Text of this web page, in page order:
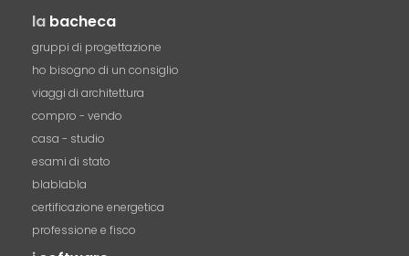
la bacheca
gruppi di progettazione
ho bisogno di un consiglio
viaggi di architettura
compro - vendo
casa - studio
esami di stato
blablabla
certificazione energetica
professione e fisco